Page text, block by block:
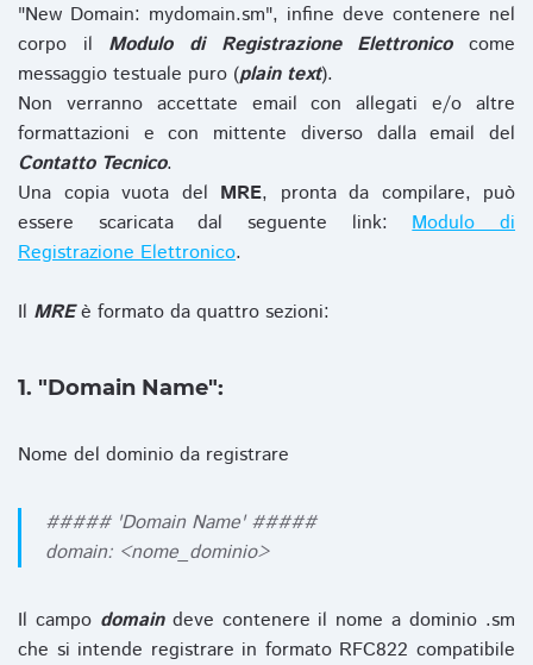
"New Domain: mydomain.sm", infine deve contenere nel
corpo il Modulo di Registrazione Elettronicocome
messaggio testuale puro (plain text).
Non verranno accettate email con allegati e/o altre
formattazioni e con mittente diverso dalla email del
Contatto Tecnico.
Una copia vuota del MRE, pronta da compilare, può
essere scaricata dal seguente link:Modulo di
Registrazione Elettronico.
Il MREè formato da quattro sezioni:
1. "Domain Name":
Nome del dominio da registrare
##### 'Domain Name' #####
domain: <nome_dominio>
Il campo domaindeve contenere il nome a dominio .sm
che si intende registrare in formato RFC822 compatibile